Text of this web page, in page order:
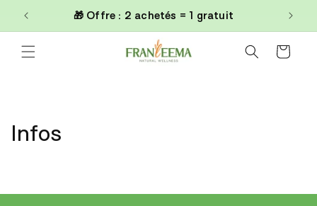
passer
au
🎁 Offre : 2 achetés = 1 gratuit
Panier
Infos